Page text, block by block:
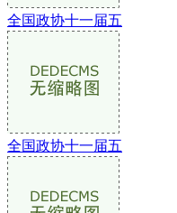
全国政协十一届五
全国政协十一届五